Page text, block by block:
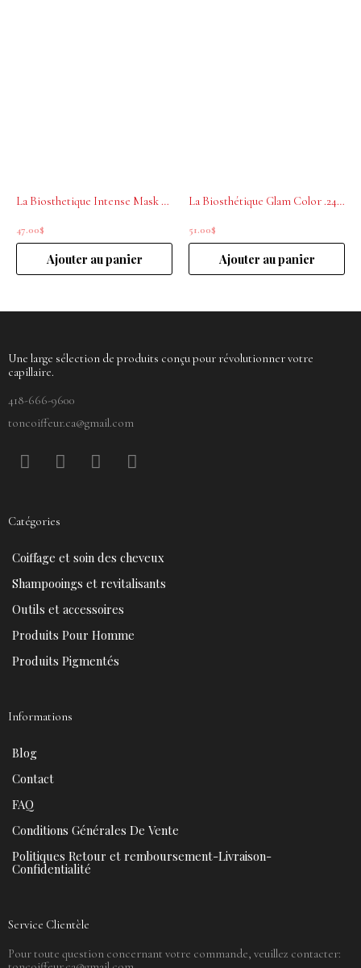
La Biosthetique Intense Mask Botanique pure nature 125 ml
47.00$
Ajouter au panier
La Biosthétique Glam Color .24 chocolat 200mL
51.00$
Ajouter au panier
Une large sélection de produits conçu pour révolutionner votre
capillaire.
418-666-9600
toncoiffeur.ca@gmail.com
F
a
b
o
o
k
P
i
e
e
s
t
Y
o
b
e
I
n
r
a
Catégories
Coiffage et soin des cheveux
Shampooings et revitalisants
Outils et accessoires
Produits Pour Homme
Produits Pigmentés
Informations
Blog
Contact
FAQ
Conditions Générales De Vente
Politiques Retour et remboursement-Livraison-
Confidentialité
Service Clientèle
Pour toute question concernant votre commande, veuillez contacter: